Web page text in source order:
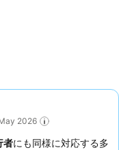
2026
者にも同様に対応する多